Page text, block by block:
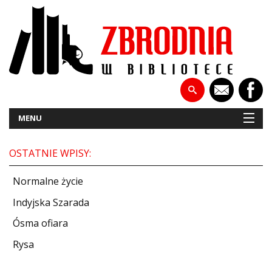
MENU
PATRONATY
WYWIADY
RECENZJE
OSTATNIE WPISY:
Normalne życie
Indyjska Szarada
Ósma ofiara
Rysa